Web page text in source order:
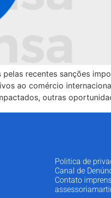
recentes sanções
ao comércio
outras
Politica de
Canal de
Contato